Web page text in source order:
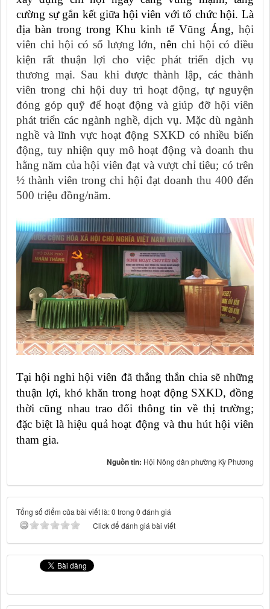
cường sự gắn kết giữa hội viên với tổ chứchội. Là
địa bàn trong trong Khu kinh tế Vũng Áng, hội
viên chi hội có số lượng lớn,nênchi hội có điều
kiện rất thuận lợi cho việc phát triển dịch vụ
thương mại. Sau khi được thành lập, các thành
viên trong chi hội duy trì hoạt động, tự nguyện
đóng góp quỹ để hoạt động và giúp đỡ hội viên
phát triển các ngành nghề, dịch vụ. Mặc dù ngành
nghề và lĩnh vực hoạt động SXKD có nhiều biến
động, tuy nhiện quy mô hoạt động và doanh thu
hằng năm của hội viên đạt và vượt chỉ tiêu; có trên
½ thành viên trong chi hội đạt doanh thu 400 đến
500 triệu đồng/năm.
Tại hội nghi hội viên đã thẳng thắn chia sẽ những
thuận lợi, khó khăn trong hoạt động SXKD, đồng
thời cũng nhau trao đổi thông tin về thị trường;
đặc biệt là hiệu quả hoạt động và thu hút hội viên
tham gia.
Nguồn tin: Hội Nông dân phường Kỳ Phương
Tổng số điểm của bài viết là: 0 trong 0 đánh giá
Click để đánh giá bài viết